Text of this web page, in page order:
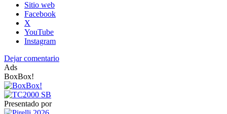
Sitio web
Facebook
X
YouTube
Instagram
Dejar comentario
Ads
BoxBox!
Presentado por